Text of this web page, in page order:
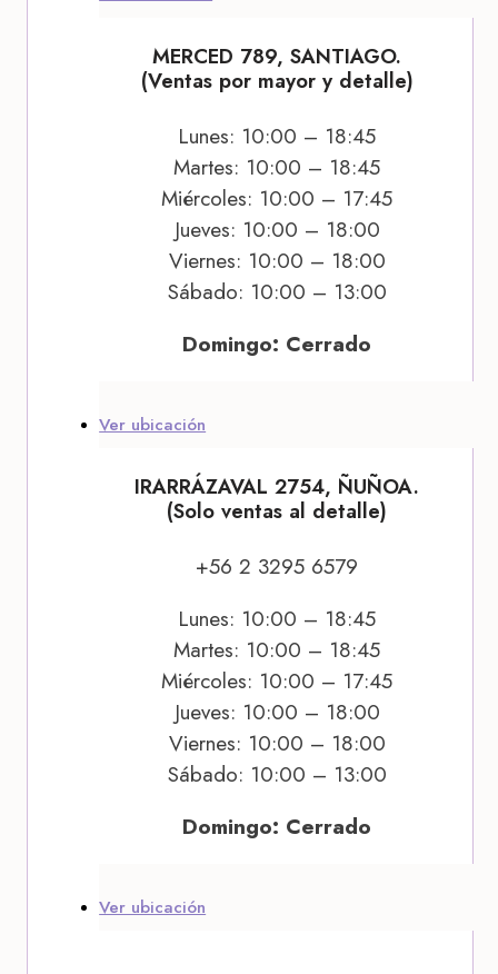
MERCED 789, SANTIAGO.
(Ventas por mayor y detalle)
Lunes: 10:00 – 18:45
Martes: 10:00 – 18:45
Miércoles: 10:00 – 17:45
Jueves: 10:00 – 18:00
Viernes: 10:00 – 18:00
Sábado: 10:00 – 13:00
Domingo: Cerrado
Ver ubicación
IRARRÁZAVAL 2754, ÑUÑOA.
(Solo ventas al detalle)
+56 2 3295 6579
Lunes: 10:00 – 18:45
Martes: 10:00 – 18:45
Miércoles: 10:00 – 17:45
Jueves: 10:00 – 18:00
Viernes: 10:00 – 18:00
Sábado: 10:00 – 13:00
Domingo: Cerrado
Ver ubicación